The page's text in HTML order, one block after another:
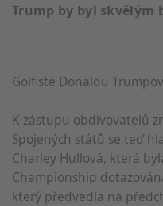
Trump by byl skvělým
Golfisté Donaldu
K zástupu obdivovatelů
Spojených států se teď
Charley Hullová, která
Championship
který předvedla na